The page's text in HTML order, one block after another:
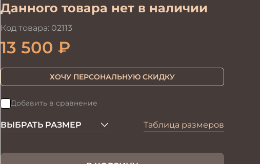
Данного товара нет в наличии
Код товара: 02113
13 500 ₽
ХОЧУ ПЕРСОНАЛЬНУЮ СКИДКУ
Добавить в сравнение
ВЫБРАТЬ РАЗМЕР Таблица размеров